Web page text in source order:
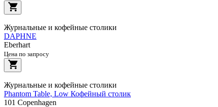
Журнальные и кофейные столики
DAPHNE
Eberhart
Цена по запросу
Журнальные и кофейные столики
Phantom Table, Low Кофейный столик
101 Copenhagen